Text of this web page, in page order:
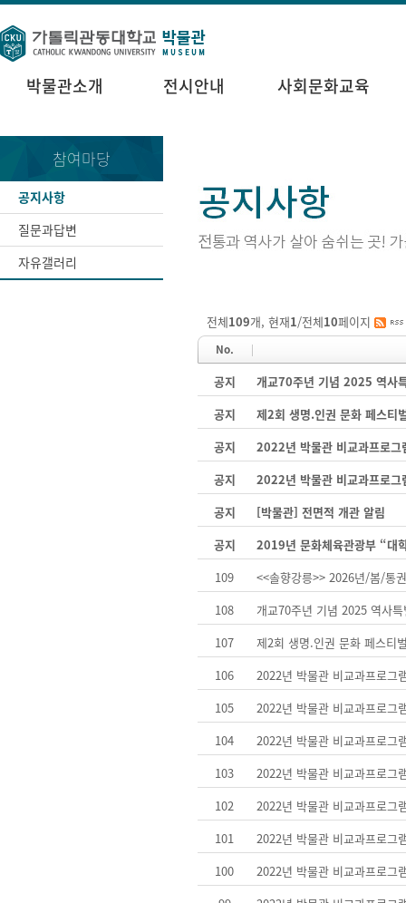
박물관소개 전시안내 사회문화교육
참여마당
공지사항
질문과답변
자유갤러리
전체109개, 현재1/전체10페이지
No.
공지
개교70주년 기념 2025 역사
공지
제2회 생명.인권 문화 페스티
공지
2022년 박물관 비교과프로
공지
2022년 박물관 비교과프로
공지
[박물관] 전면적 개관 알림
공지
2019년 문화체육관광부 “대
109
<<솔향강릉>> 2026년/봄/통
108
개교70주년 기념 2025 역사
107
제2회 생명.인권 문화 페스티
106
2022년 박물관 비교과프로
105
2022년 박물관 비교과프로
104
2022년 박물관 비교과프로
103
2022년 박물관 비교과프로
102
2022년 박물관 비교과프로
101
2022년 박물관 비교과프로
100
2022년 박물관 비교과프로